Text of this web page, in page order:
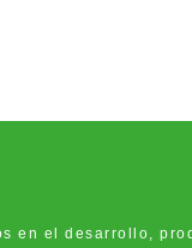
en el desarrollo,